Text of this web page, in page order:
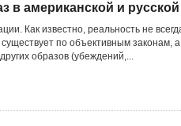
в американской и русской
Как известно, реальность не
по объективным законам,
образов (убеждений,...